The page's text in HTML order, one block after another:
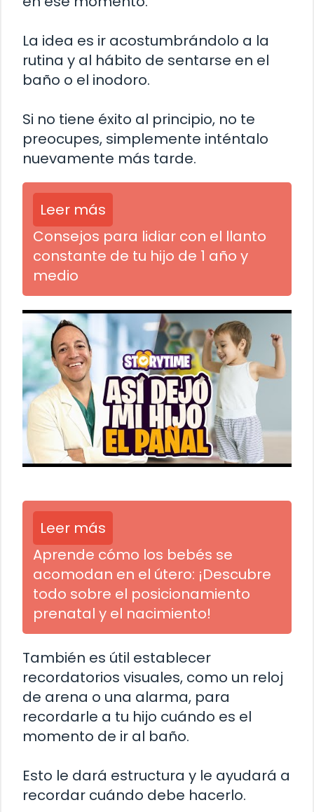
La idea es ir acostumbrándolo a la
rutina y al hábito de sentarse en el
baño o el inodoro.
Si no tiene éxito al principio, no te
preocupes, simplemente inténtalo
nuevamente más tarde.
Leer más
Consejos para lidiar con el llanto
constante de tu hijo de 1 año y
medio
Leer más
Aprende cómo los bebés se
acomodan en el útero: ¡Descubre
todo sobre el posicionamiento
prenatal y el nacimiento!
También es útil establecer
recordatorios visuales, como un reloj
de arena o una alarma, para
recordarle a tu hijo cuándo es el
momento de ir al baño.
Esto le dará estructura y le ayudará a
recordar cuándo debe hacerlo.